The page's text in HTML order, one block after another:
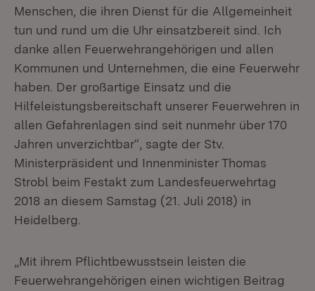
Menschen, die ihren Dienst für die Allgemeinheit
tun und rund um die Uhr einsatzbereit sind. Ich
danke allen Feuerwehrangehörigen und allen
Kommunen und Unternehmen, die eine Feuerwehr
haben. Der großartige Einsatz und die
Hilfeleistungsbereitschaft unserer Feuerwehren in
allen Gefahrenlagen sind seit nunmehr über 170
Jahren unverzichtbar“, sagte der Stv.
Ministerpräsident und Innenminister Thomas
Strobl beim Festakt zum Landesfeuerwehrtag
2018 an diesem Samstag (21. Juli 2018) in
Heidelberg.
„Mit ihrem Pflichtbewusstsein leisten die
Feuerwehrangehörigen einen wichtigen Beitrag